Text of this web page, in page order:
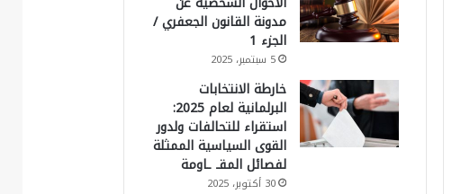
مدونة القانون الجعفري /
الجزء 1
5 سبتمبر، 2025
خارطة الانتخابات
البرلمانية لعام 2025:
استقراء للتحالفات ولدور
القوى السياسية الممثلة
لفصائل المقـ ـاومة
30 أكتوبر، 2025